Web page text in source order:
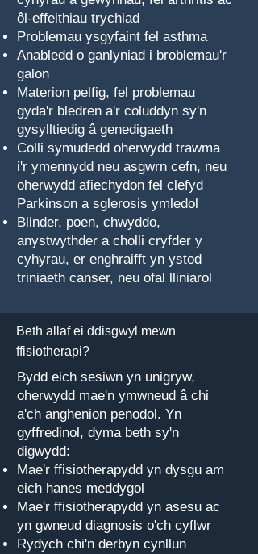
ôl-effeithiau trychiad
Problemau ysgyfaint fel asthma
Anabledd o ganlyniad i broblemau'r
galon
Materion pelfig, fel problemau
gyda'r bledren a'r coluddyn sy'n
gysylltiedig â genedigaeth
Colli symudedd oherwydd trawma
i'r ymennydd neu asgwrn cefn, neu
oherwydd afiechydon fel clefyd
Parkinson a sglerosis ymledol
Blinder, poen, chwyddo,
anystwythder a cholli cryfder y
cyhyrau, er enghraifft yn ystod
triniaeth canser, neu ofal lliniarol
Beth allaf ei ddisgwyl mewn
ffisiotherapi?
Bydd eich sesiwn yn unigryw,
oherwydd mae'n ymwneud â chi
a'ch anghenion penodol. Yn
gyffredinol, dyma beth sy'n
digwydd:
Mae'r ffisiotherapydd yn dysgu am
eich hanes meddygol
Mae'r ffisiotherapydd yn asesu ac
yn gwneud diagnosis o'ch cyflwr
Rydych chi'n derbyn cynllun